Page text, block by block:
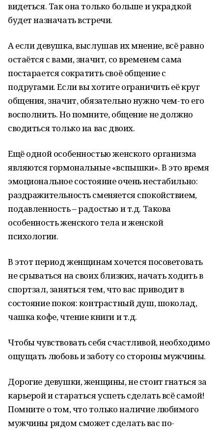
видеться. Так она только больше и украдкой
будет назначать встречи.
А если девушка, выслушав их мнение, всё равно
остаётся с вами, значит, со временем сама
постарается сократить своё общение с
подругами. Если вы хотите ограничить её круг
общения, значит, обязательно нужно чем-то его
восполнить. Но помните, общение не должно
сводиться только на вас двоих.
Ещё одной особенностью женского организма
являются гормональные «вспышки». В это время
эмоциональное состояние очень нестабильно:
раздражительность сменяется спокойствием,
подавленность – радостью и т.д. Такова
особенность женского тела и женской
психологии.
В этот период женщинам хочется посоветовать
не срываться на своих близких, начать ходить в
спортзал, заняться тем, что вас приводит в
состояние покоя: контрастный душ, шоколад,
чашка кофе, чтение книги и т.д.
Чтобы чувствовать себя счастливой, необходимо
ощущать любовь и заботу со стороны мужчины.
Дорогие девушки, женщины, не стоит гнаться за
карьерой и стараться успеть сделать всё самой!
Помните о том, что только наличие любимого
мужчины рядом сможет сделать вас по-